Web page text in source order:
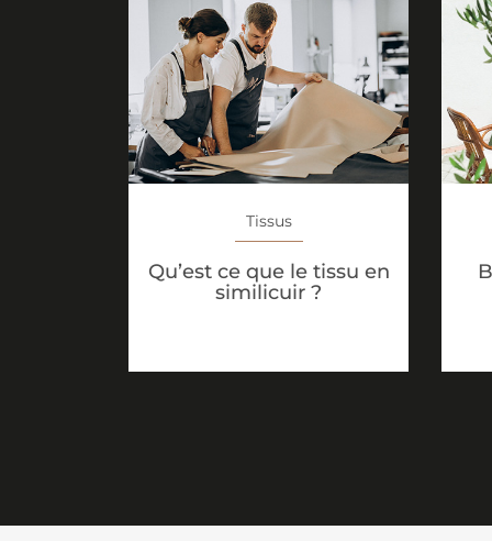
Tissus
Qu’est ce que le tissu en
similicuir ?